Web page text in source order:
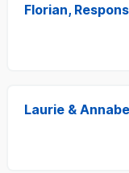
Florian,
Laurie &